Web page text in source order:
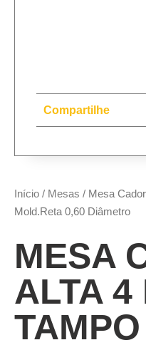
Início / Mesas / Mesa
Mold.Reta 0,60 Diâmetro
MESA
ALTA 4
TAMPO
Compartilhe